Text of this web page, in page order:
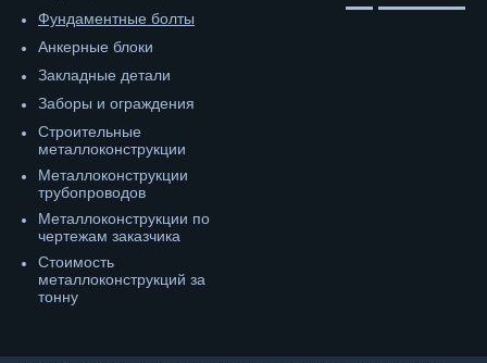
Фундаментные болты
Анкерные блоки
Закладные детали
Заборы и ограждения
Строительные
металлоконструкции
Металлоконструкции
трубопроводов
Металлоконструкции по
чертежам заказчика
Cтоимость
металлоконструкций за
тонну